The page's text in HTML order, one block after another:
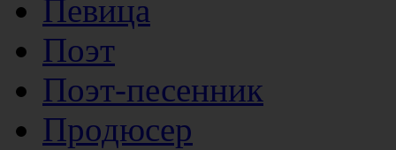
Певица
Поэт
Поэт-песенник
Продюсер